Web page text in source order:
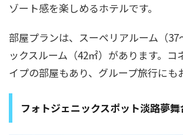
ゾート感を楽しめるホテルです。
部屋プランは、スーペリアルーム（37
ックスルーム（42㎡）があります。コ
イプの部屋もあり、グループ旅行にも
フォトジェニックスポット淡路夢舞